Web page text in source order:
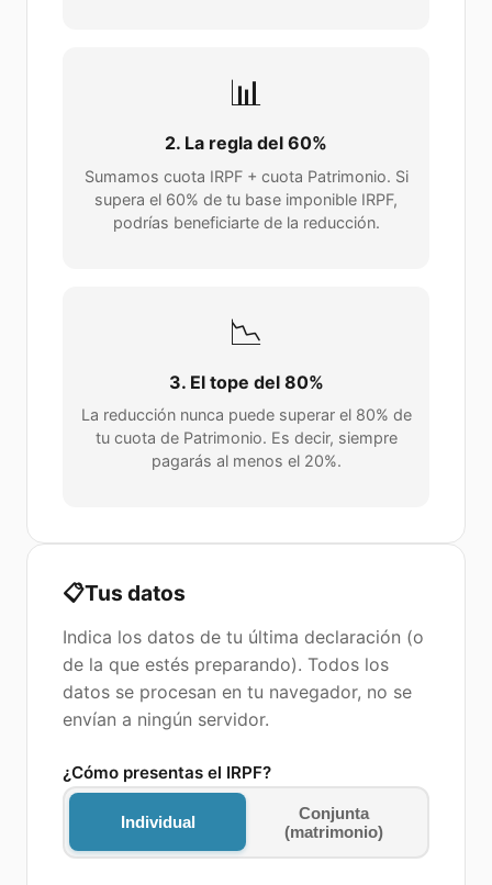
📊
2. La regla del 60%
Sumamos cuota IRPF + cuota Patrimonio. Si
supera el 60% de tu base imponible IRPF,
podrías beneficiarte de la reducción.
📉
3. El tope del 80%
La reducción nunca puede superar el 80% de
tu cuota de Patrimonio. Es decir, siempre
pagarás al menos el 20%.
📋Tus datos
Indica los datos de tu última declaración (o
de la que estés preparando). Todos los
datos se procesan en tu navegador, no se
envían a ningún servidor.
¿Cómo presentas el IRPF?
Individual
Conjunta
(matrimonio)